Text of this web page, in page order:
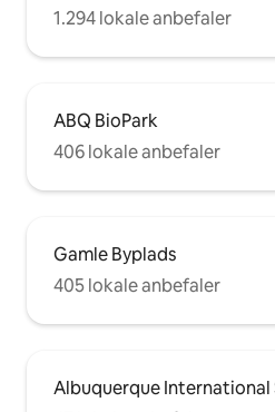
1.294 lokale anbefaler
ABQ BioPark
406 lokale anbefaler
Gamle Byplads
405 lokale anbefaler
Albuquerque